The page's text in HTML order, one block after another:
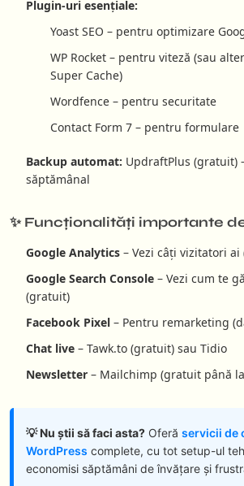
Plugin-uri esențiale:
Yoast SEO – pentru optimizare
WP Rocket – pentru viteză (sau
Super Cache)
Wordfence – pentru securitate
Contact Form 7 – pentru formulare
Backup automat: UpdraftPlus (gratuit)
săptămânal
✨ Funcționalități importante
Google Analytics – Vezi câți vizitatori
Google Search Console – Vezi cum te
(gratuit)
Facebook Pixel – Pentru remarketing
Chat live – Tawk.to (gratuit) sau Tidio
Newsletter – Mailchimp (gratuit până
💡 Nu știi să faci asta? Oferă servicii de
WordPress complete, cu tot setup-ul
economisi săptămâni de învățare și